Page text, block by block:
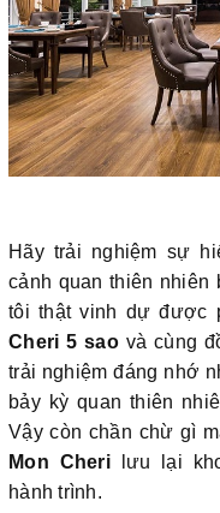
Hãy trải nghiệm sự
cảnh quan thiên nhiên
tôi thật vinh dự được
Cheri 5 saovà cùng
trải nghiệm đáng nhớ
bảy kỳ quan thiên
Vậy còn chần chừ gì
Mon Cheri
lưu lại
hành trình.